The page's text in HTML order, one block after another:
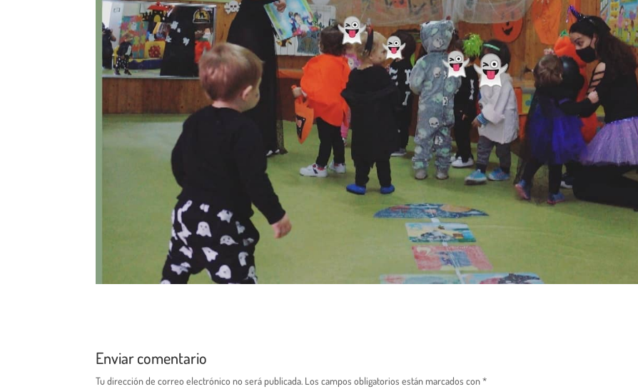
Enviar comentario
Tu dirección de correo electrónico no será publicada. Los campos obligatorios están marcados con*